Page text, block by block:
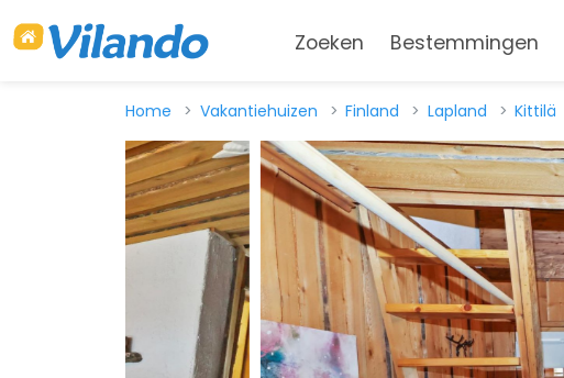
Zoeken Bestemmingen
Home Vakantiehuizen Finland Lapland Kittilä